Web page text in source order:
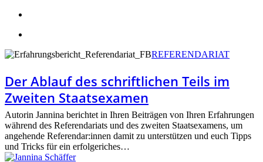
Der
des
schriftlichen
Teils
im
Zweiten
Staatsexamen
REFERENDARIAT
Der Ablauf des schriftlichen Teils im
Zweiten Staatsexamen
Autorin Jannina berichtet in Ihren Beiträgen von Ihren Erfahrungen
während des Referendariats und des zweiten Staatsexamens, um
angehende Referendar:innen damit zu unterstützen und euch Tipps
und Tricks für ein erfolgeriches…